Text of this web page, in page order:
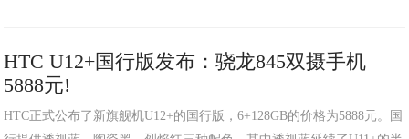
HTC U12+国行版发布：骁龙845双摄手机
5888元!
HTC正式公布了新旗舰机U12+的国行版，6+128GB的价格为5888元。国